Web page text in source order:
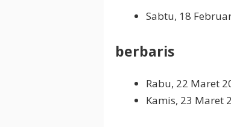
Sabtu, 18
berbaris
Rabu, 22 Maret
Kamis, 23 Maret